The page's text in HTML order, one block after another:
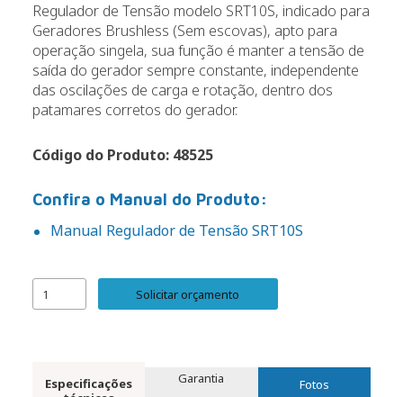
Regulador de Tensão modelo SRT10S, indicado para
Geradores Brushless (Sem escovas), apto para
operação singela, sua função é manter a tensão de
saída do gerador sempre constante, independente
das oscilações de carga e rotação, dentro dos
patamares corretos do gerador.
Código do Produto: 48525
Confira o Manual do Produto:
Manual Regulador de Tensão SRT10S
Solicitar orçamento
Especificações
Garantia Fotos